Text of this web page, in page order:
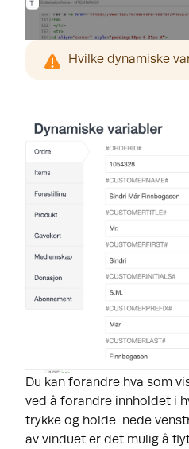
Hvilke dynamiske
Du kan forandre hva som
ved å forandre innholdet i
trykke og holde nede
av vinduet er det mulig å